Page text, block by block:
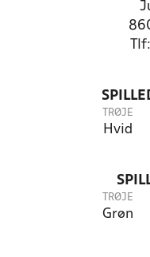
TRØJE
Hvid
TRØJE
Grøn